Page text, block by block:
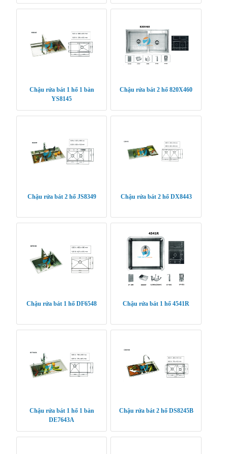
Chậu rửa bát 1 hố 1 bàn
YS8145
Chậu rửa bát 2 hố 820X460
Chậu rửa bát 2 hố JS8349 Chậu rửa bát 2 hố DX8443
Chậu rửa bát 1 hố DF6548 Chậu rửa bát 1 hố 4541R
Chậu rửa bát 1 hố 1 bàn
DE7643A
Chậu rửa bát 2 hố DS8245B